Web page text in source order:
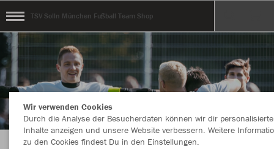
TSV Solln München Fußball Team Shop
Wir verwenden Cookies
Durch die Analyse der Besucherdaten können wir dir personalisierte
Inhalte anzeigen und unsere Website verbessern. Weitere
zu den Cookies findest Du in den Einstellungen.